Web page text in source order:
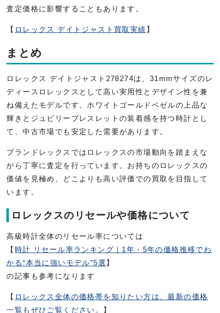
査定価格に影響することもあります。
【 ロレックス デイトジャスト買取実績 】
まとめ
ロレックス デイトジャスト278274は、31mmサイズのレ
ディースロレックスとして高い実用性とデザイン性を兼
ね備えたモデルです。ホワイトゴールドベゼルの上品な
輝きとジュビリーブレスレットの装着感を持つ時計とし
て、中古市場でも安定した需要があります。
ブランドレックスではロレックスの市場動向を踏まえな
がら丁寧に査定を行っています。お持ちのロレックスの
価値を見極め、どこよりも高い評価での買取を目指して
います。
ロレックスのリセールや価格について
高級時計全体のリセール率については
【 時計 リセール率ランキング｜1年・5年の価格推移でわ
かる“本当に強いモデル”5選 】
の記事も参考になります
【 ロレックス全体の価格帯を知りたい方は、最新の価格
一覧もぜひご覧ください。
】